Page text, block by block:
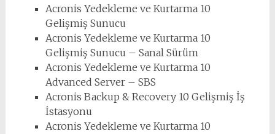
Acronis Yedekleme ve Kurtarma 10
Gelişmiş Sunucu
Acronis Yedekleme ve Kurtarma 10
Gelişmiş Sunucu – Sanal Sürüm
Acronis Yedekleme ve Kurtarma 10
Advanced Server – SBS
Acronis Backup & Recovery 10 Gelişmiş İş
İstasyonu
Acronis Yedekleme ve Kurtarma 10